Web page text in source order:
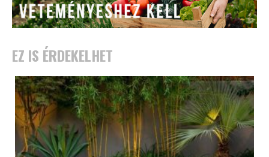
EZ IS ÉRDEKELHET